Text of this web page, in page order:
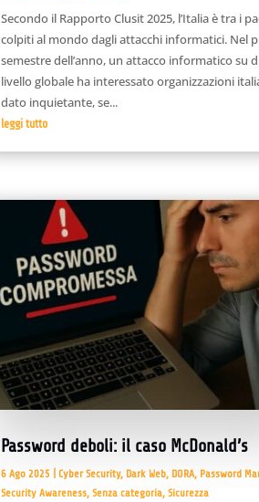
Secondo il Rapporto Clusit 2025, l’Italia è tra i
colpiti al mondo dagli attacchi informatici. Nel
semestre dell’anno, un attacco informatico su
livello globale ha interessato organizzazioni
dato inquietante, se...
leggi tutto
Password deboli: il caso McDonald’s
6 Ago 2025 Cyber Security, Dark Web, DORA, Password
Security Awareness, Senza categoria, Sicurezza